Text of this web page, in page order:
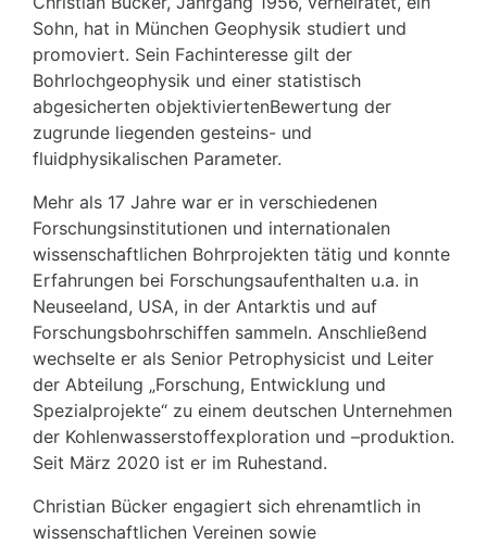
Sohn, hat in München Geophysik studiert und
promoviert. Sein Fachinteresse gilt der
Bohrlochgeophysik und einer statistisch
abgesicherten objektiviertenBewertung der
zugrunde liegenden gesteins- und
fluidphysikalischen Parameter.
Mehr als 17 Jahre war er in verschiedenen
Forschungsinstitutionen und internationalen
wissenschaftlichen Bohrprojekten tätig und konnte
Erfahrungen bei Forschungsaufenthalten u.a. in
Neuseeland, USA, in der Antarktis und auf
Forschungsbohrschiffen sammeln. Anschließend
wechselte er als Senior Petrophysicist und Leiter
der Abteilung „Forschung, Entwicklung und
Spezialprojekte“ zu einem deutschen Unternehmen
der Kohlenwasserstoffexploration und –produktion.
Seit März 2020 ist er im Ruhestand.
Christian Bücker engagiert sich ehrenamtlich in
wissenschaftlichen Vereinen sowie